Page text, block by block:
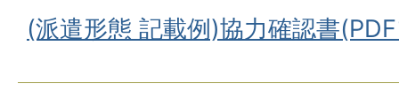
(派遣形態 記載例)協力確認書